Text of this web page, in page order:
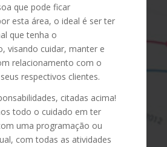
que pode ficar
esta área, o ideal é ser ter
que tenha o
visando cuidar, manter e
relacionamento com o
respectivos clientes.
citadas acima!
todo o cuidado em ter
uma programação ou
com todas as atividades